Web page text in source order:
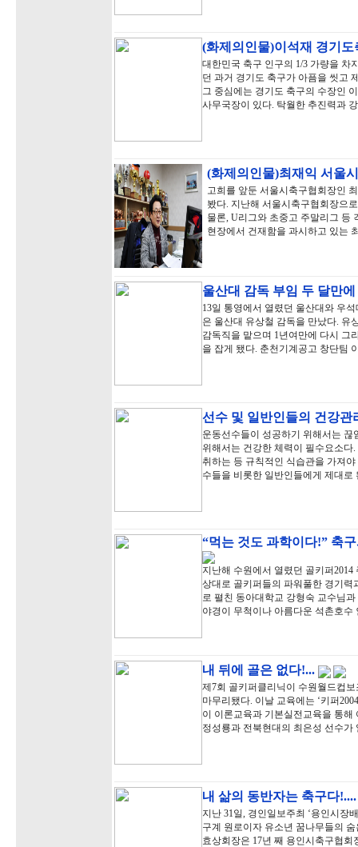
(화제의인물)이석재 경기
대한민국 축구 인구의 1/3 가량을 차
던 과거 경기도 축구가 아픔을 씻고
그 중심에는 경기도 축구의 수장인
사무국장이 있다. 탁월한 추진력과
(화제의인물)최재익 서울
고희를 앞둔 서울시축구협회장인
봤다. 지난해 서울시축구협회장으
물론, U리그와 초중고 주말리그 등
현장에서 건재함을 과시하고 있는
울산대 감독 부임 두 달만
13일 통영에서 열렸던 울산대와 우
은 울산대 유상철 감독을 만났다. 유
감독직을 맡으며 1년여만에 다시 그
을 잡게 됐다. 춘천기계공고 창단팀
선수 및 일반인들의 건강
운동선수들이 성공하기 위해서는
위해서는 건강한 체력이 필수요소
취하는 등 규칙적인 식습관을 가져
수들을 비롯한 일반인들에게 제대
“먹는 것도 과학이다!” 축
지난해 수원에서 열렸던 골키퍼
상대로 골키퍼들의 파워풀한 경기
로 펼친 동아대학교 강형숙 교수님
야경이 무척이나 아름다운 석촌호
내 뒤에 골은 없다!...
제7회 골키퍼클리닉이 수원월드컵
마무리됐다. 이날 교육에는 ‘키퍼
이 이론교육과 기본실전교육을 통
정성룡과 전북현대의 최은성 선수
내 삶의 동반자는 축구다
지난 31일, 경인일보주최 ‘용인시장
구계 원로이자 유소년 꿈나무들의
효상회장은 17년 째 용인시축구협